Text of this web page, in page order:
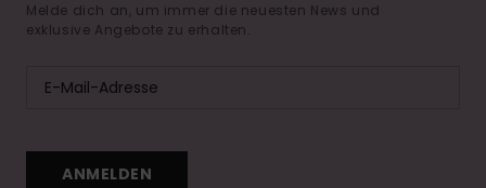
Melde dich an, um immer die neuesten News und
exklusive Angebote zu erhalten.
ANMELDEN